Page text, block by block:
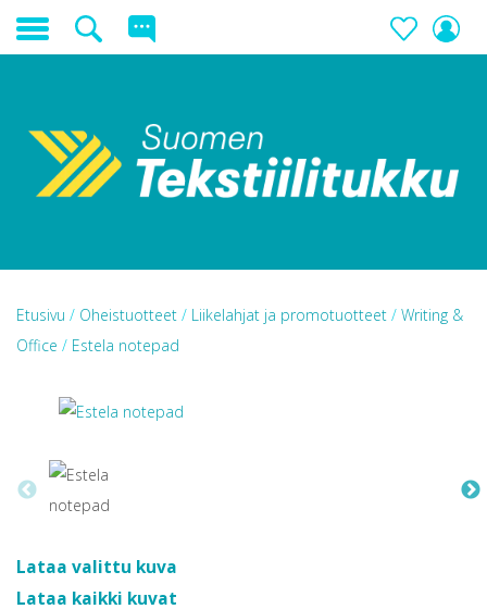
Etusivu / Oheistuotteet / Liikelahjat ja promotuotteet / Writing &
Office / Estela notepad
Lataa valittu kuva
Lataa kaikki kuvat